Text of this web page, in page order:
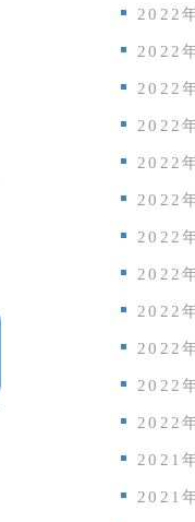
2022
2022
2022
2022
2022
2022
2022
2022
2022
2022
2022
2022
2021
2021